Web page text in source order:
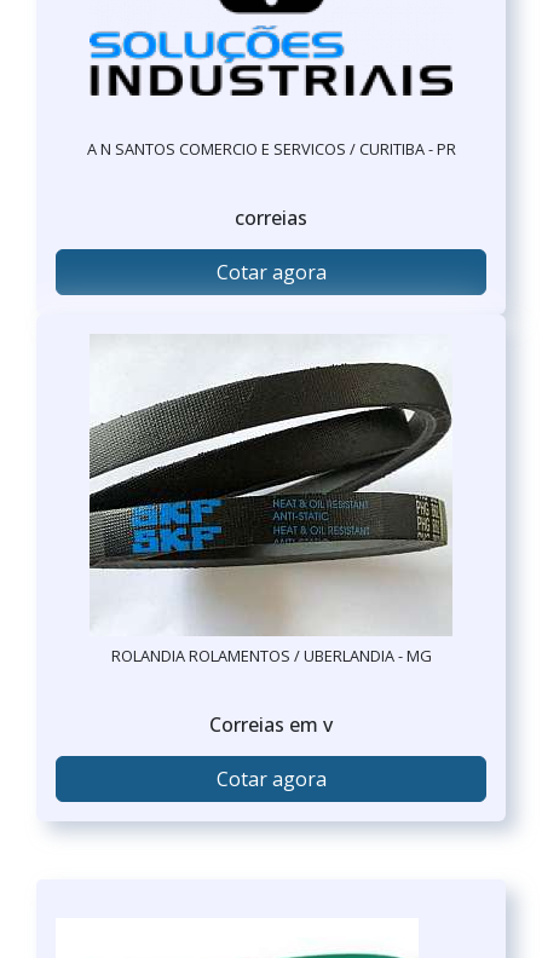
A N SANTOS COMERCIO E SERVICOS / CURITIBA - PR
correias
Cotar agora
ROLANDIA ROLAMENTOS / UBERLANDIA - MG
Correias em v
Cotar agora